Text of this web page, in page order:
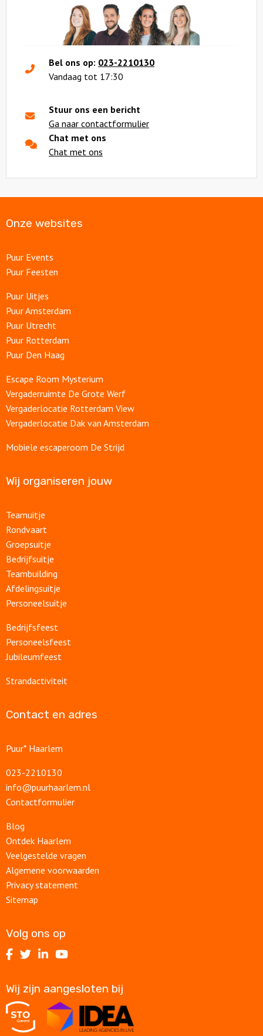
Bel ons op: 023-2210130
Vandaag tot 17:30
Stuur ons een bericht
Ga naar contactformulier
Chat met ons
Chat met ons
Onze websites
Puur Events
Puur Feesten
Puur Uitjes
Puur Amsterdam
Puur Utrecht
Puur Rotterdam
Puur Den Haag
Escape Room Mysterium
Vergaderruimte De Grote Werf
Vergaderlocatie Rotterdam View
Vergaderlocatie Dak van Amsterdam
Mobiele escaperoom De Strijd
Wij organiseren jouw
Teamuitje
Rondvaart
Groepsuitje
Bedrijfsuitje
Teambuilding
Afdelingsuitje
Personeelsuitje
Bedrijfsfeest
Personeelsfeest
Jubileumfeest
Strandactiviteit
Contact en adres
Puur* Haarlem
023-2210130
info@puurhaarlem.nl
Contactformulier
Blog
Ontdek Haarlem
Veelgestelde vragen
Algemene voorwaarden
Privacy statement
Sitemap
Volg ons op
Volg
op
Facebook
Volg
op
Twitter
Volg
op
LinkedIn
Volg
op
Youtube
Wij zijn aangesloten bij